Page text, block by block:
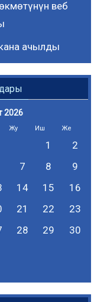
веб
ачылды
2026
Жу Иш Же
1
2
7 8
9
14 15
16
21 22
23
28 29
30